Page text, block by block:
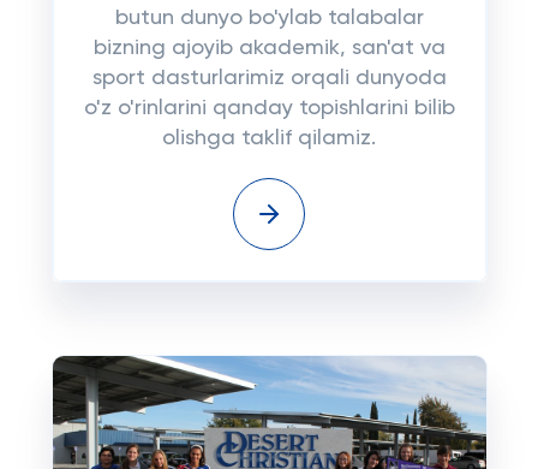
butun dunyo bo'ylab talabalar
bizning ajoyib akademik, san'at va
sport dasturlarimiz orqali dunyoda
o'z o'rinlarini qanday topishlarini bilib
olishga taklif qilamiz.